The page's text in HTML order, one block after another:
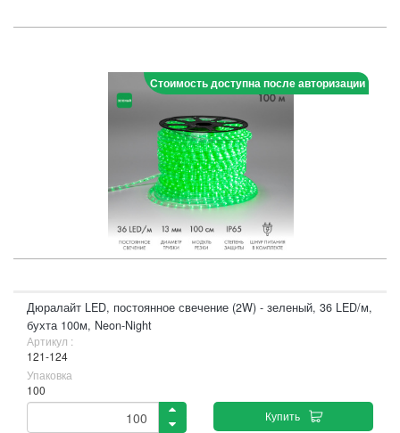
Стоимость доступна после авторизации
Дюралайт LED, постоянное свечение (2W) - зеленый, 36 LED/м,
бухта 100м, Neon-Night
Артикул :
121-124
Упаковка
100
Купить